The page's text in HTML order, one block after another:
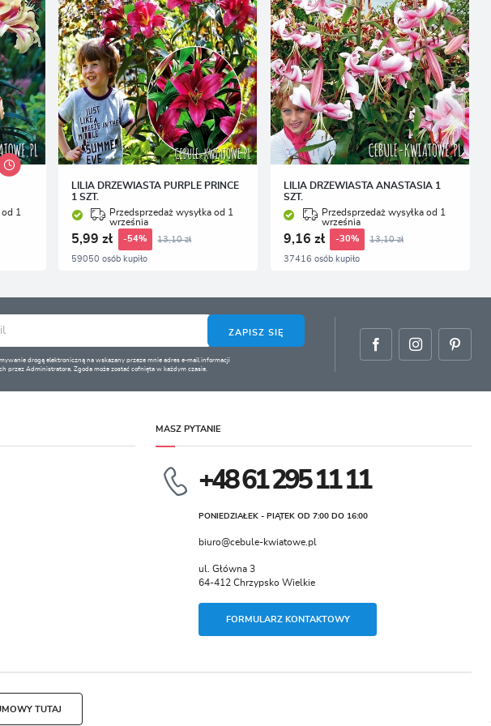
1
LILIA DRZEWIASTA PURPLE PRINCE
1 SZT.
Przedsprzedaż wysyłka od 1
września
5,99 zł -54% 13,10 zł
59050 osób kupiło
LILIA DRZEWIASTA ANASTASIA 1
SZT.
Przedsprzedaż wysyłka od 1
września
9,16 zł -30% 13,10 zł
37416 osób kupiło
ZAPISZ SIĘ
drogą elektroniczną na wskazany przeze mnie adres e-mail informacji
przez Administratora. Zgoda może zostać cofnięta w każdym czasie.
MASZ PYTANIE
+48 61 295 11 11
PONIEDZIAŁEK - PIĄTEK OD 7:00 DO 16:00
biuro@cebule-kwiatowe.pl
ul. Główna 3
64-412 Chrzypsko Wielkie
FORMULARZ KONTAKTOWY
TUTAJ